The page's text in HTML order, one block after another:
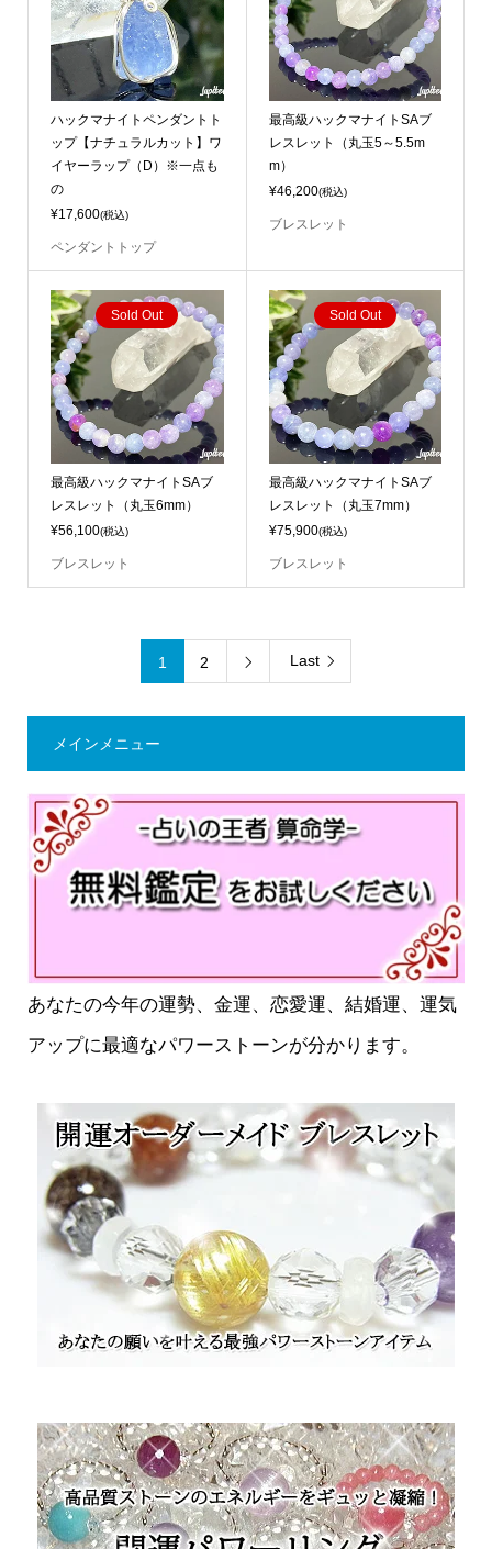
ハックマナイトペンダントト
ップ【ナチュラルカット】ワ
イヤーラップ（D）※一点も
の
¥17,600(税込)
ペンダントトップ
最高級ハックマナイトSAブ
レスレット（丸玉5～5.5m
m）
¥46,200(税込)
ブレスレット
Sold Out
最高級ハックマナイトSAブ
レスレット（丸玉6mm）
¥56,100(税込)
ブレスレット
Sold Out
最高級ハックマナイトSAブ
レスレット（丸玉7mm）
¥75,900(税込)
ブレスレット
1 2  Last
メインメニュー
あなたの今年の運勢、金運、恋愛運、結婚運、運気
アップに最適なパワーストーンが分かります。